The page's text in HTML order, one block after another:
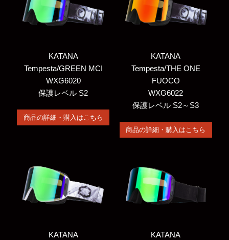
KATANA
Tempesta/GREEN MCI
WXG6020
保護レベル S2
商品の詳細・購入はこちら
KATANA
Tempesta/THE ONE
FUOCO
WXG6022
保護レベル S2～S3
商品の詳細・購入はこちら
KATANA
KATANA